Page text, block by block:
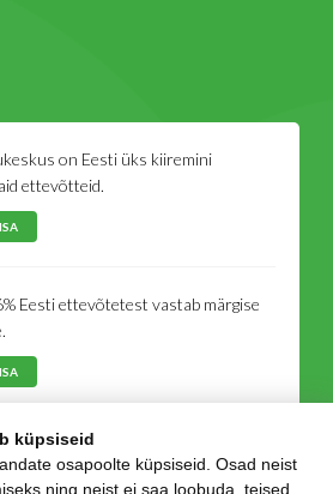
on Eesti üks kiiremini
ettevõtteid.
Eesti ettevõtetest vastab märgise
on Eesti Võlausaldajate Liidu
küpsiseid
osapoolte küpsiseid. Osad neist
ning neist ei saa loobuda, teised